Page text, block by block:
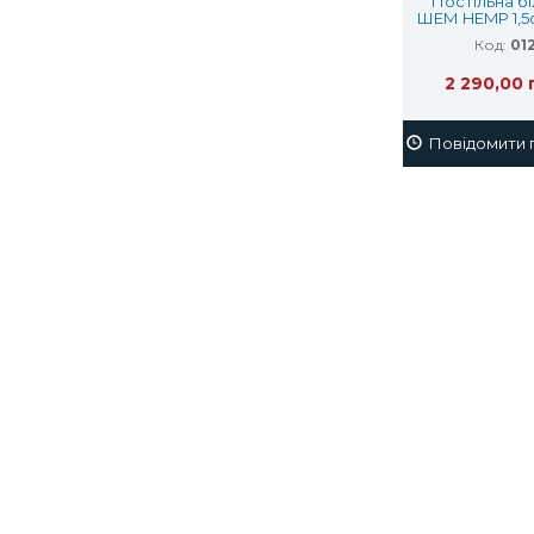
ШЕМ HEMP
Код: 012
2 290,00
Повідомити